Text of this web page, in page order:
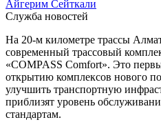
Айгерим Сейткали
Служба новостей
На 20-м километре трассы
современный трассовый
«COMPASS Comfort». Это
открытию комплексов нового
улучшить транспортную
приблизят уровень
стандартам.